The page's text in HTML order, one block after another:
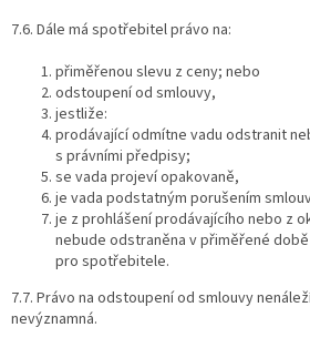
7.6. Dále má spotřebitel právo na:
přiměřenou slevu z ceny; nebo
odstoupení od smlouvy,
jestliže:
prodávající odmítne vadu odstranit
s právními předpisy;
se vada projeví opakovaně,
je vada podstatným porušením
je z prohlášení prodávajícího nebo z
nebude odstraněna v přiměřené
pro spotřebitele.
7.7. Právo na odstoupení od smlouvy
nevýznamná.